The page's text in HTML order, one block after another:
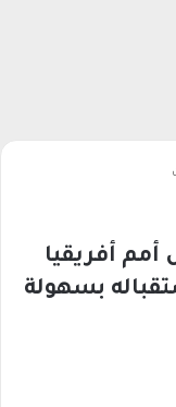
أمم أفريقيا